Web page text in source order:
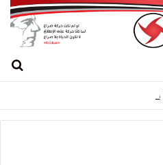
عيد الجيش